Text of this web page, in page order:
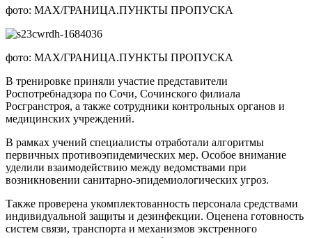
фото: MAX/ГРАНИЦА.ПУНКТЫ ПРОПУСКА
фото: MAX/ГРАНИЦА.ПУНКТЫ ПРОПУСКА
В тренировке приняли участие представители
Роспотребнадзора по Сочи, Сочинского филиала
Росгранстроя, а также сотрудники контрольных органов и
медицинских учреждений.
В рамках учений специалисты отработали алгоритмы
первичных противоэпидемических мер. Особое внимание
уделили взаимодействию между ведомствами при
возникновении санитарно-эпидемиологических угроз.
Также проверена укомплектованность персонала средствами
индивидуальной защиты и дезинфекции. Оценена готовность
систем связи, транспорта и механизмов экстренного